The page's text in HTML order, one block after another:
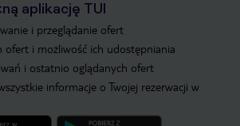
aplikację TUI
i przeglądanie ofert
ofert i możliwość ich udostępniania
i ostatnio oglądanych ofert
informacje o Twojej rezerwacji w